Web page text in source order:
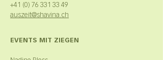
+41 (0) 76 331 33 49
auszeit@shavina.ch
EVENTS MIT ZIEGEN